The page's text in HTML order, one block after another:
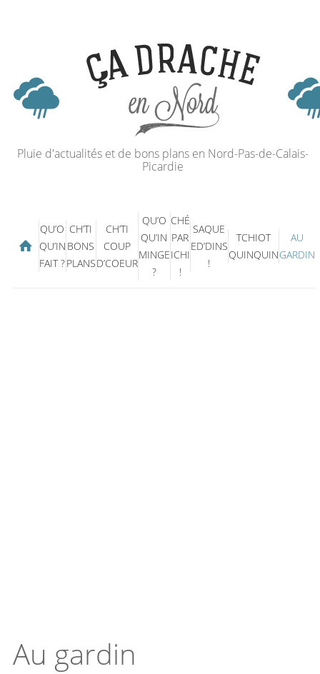
Pluie d'actualités et de bons plans en Nord-Pas-de-Calais-
Picardie
QU’O
QU’IN
FAIT ?
CH’TI
BONS
PLANS
CH’TI
COUP
D’COEUR
QU’O
QU’IN
MINGE
?
CHÉ
PAR
ICHI
!
SAQUE
ED’DINS
!
TCHIOT
QUINQUIN
AU
GARDIN
Au gardin